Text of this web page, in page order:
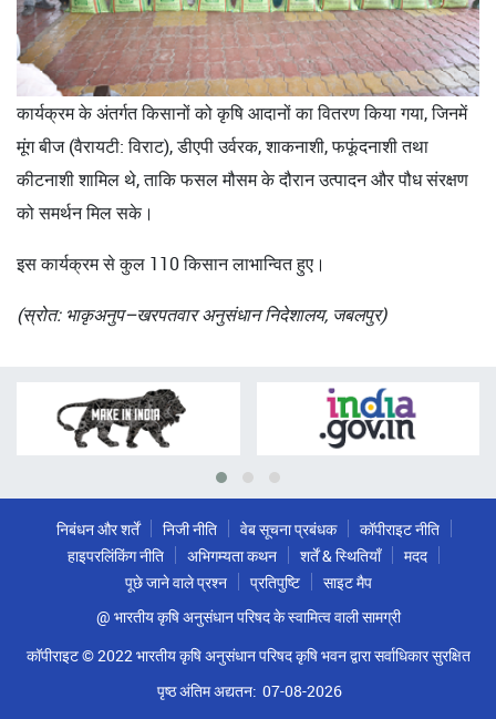
कार्यक्रम के अंतर्गत किसानों को कृषि आदानों का वितरण किया गया, जिनमें
मूंग बीज (वैरायटी: विराट), डीएपी उर्वरक, शाकनाशी, फफूंदनाशी तथा
कीटनाशी शामिल थे, ताकि फसल मौसम के दौरान उत्पादन और पौध संरक्षण
को समर्थन मिल सके।
इस कार्यक्रम से कुल 110 किसान लाभान्वित हुए।
(स्रोत: भाकृअनुप–खरपतवार अनुसंधान निदेशालय, जबलपुर)
निबंधन और शर्तें निजी नीति वेब सूचना प्रबंधक
कॉपीराइट नीति
हाइपरलिंकिंग नीति
अभिगम्यता कथन शर्तें & स्थितियाँ
मदद
पूछे जाने वाले प्रश्न
प्रतिपुष्टि
साइट मैप
@ भारतीय कृषि अनुसंधान परिषद के स्वामित्व वाली सामग्री
कॉपीराइट © 2022 भारतीय कृषि अनुसंधान परिषद कृषि भवन द्वारा सर्वाधिकार सुरक्षित
पृष्ठ अंतिम अद्यतन: 07-08-2026